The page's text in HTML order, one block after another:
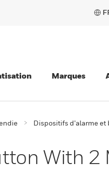
Marques
Dispositifs d’alarme et
With 2